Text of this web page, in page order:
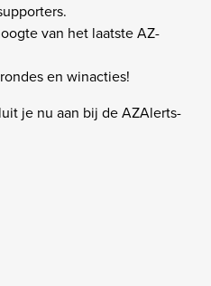
van het laatste AZ-
en winacties!
je nu aan bij de AZAlerts-